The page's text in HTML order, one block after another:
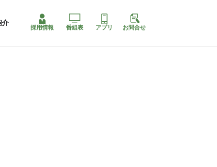
介
採用情報 番組表 アプリ お問合せ